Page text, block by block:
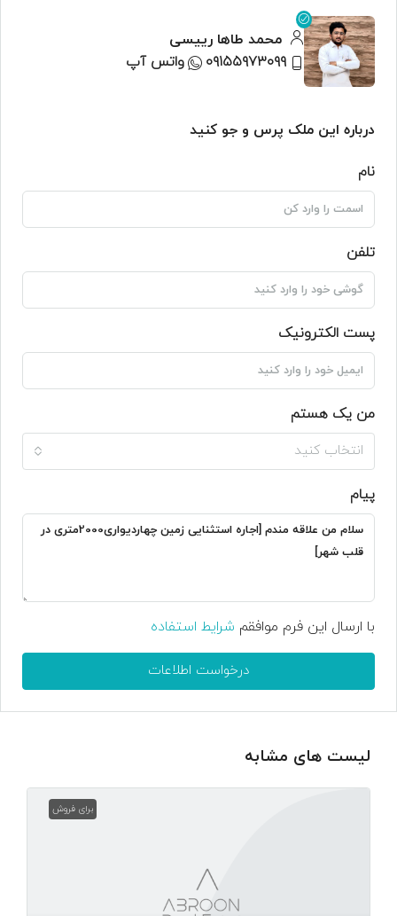
محمد طاها رییسی
۰۹۱۵۵۹۷۳۰۹۹
واتس آپ
درباره این ملک پرس و جو کنید
نام
تلفن
پست الکترونیک
من یک هستم
انتخاب کنید
پیام
با ارسال این فرم موافقم شرایط استفاده
درخواست اطلاعات
لیست های مشابه
برای فروش